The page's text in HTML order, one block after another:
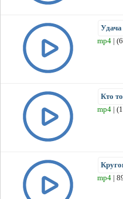
Удача
mp4 |
Кто
mp4 |
mp4 |